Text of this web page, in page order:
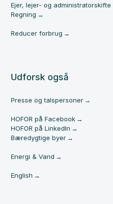
Ejer, lejer- og administratorskifte
Regning
Reducer forbrug
Udforsk også
Presse og talspersoner
HOFOR på Facebook
HOFOR på LinkedIn
Bæredygtige byer
Energi & Vand
English